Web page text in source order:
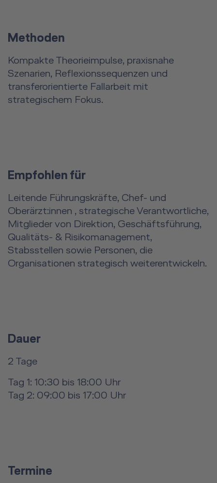
Methoden
Kompakte Theorieimpulse, praxisnahe
Szenarien, Reflexionssequenzen und
transferorientierte Fallarbeit mit
strategischem Fokus.
Empfohlen für
Leitende Führungskräfte, Chef- und
Oberärzt:innen , strategische Verantwortliche,
Mitglieder von Direktion, Geschäftsführung,
Qualitäts- & Risikomanagement,
Stabsstellen sowie Personen, die
Organisationen strategisch weiterentwickeln.
Dauer
2 Tage
Tag 1: 10:30 bis 18:00 Uhr
Tag 2: 09:00 bis 17:00 Uhr
Termine